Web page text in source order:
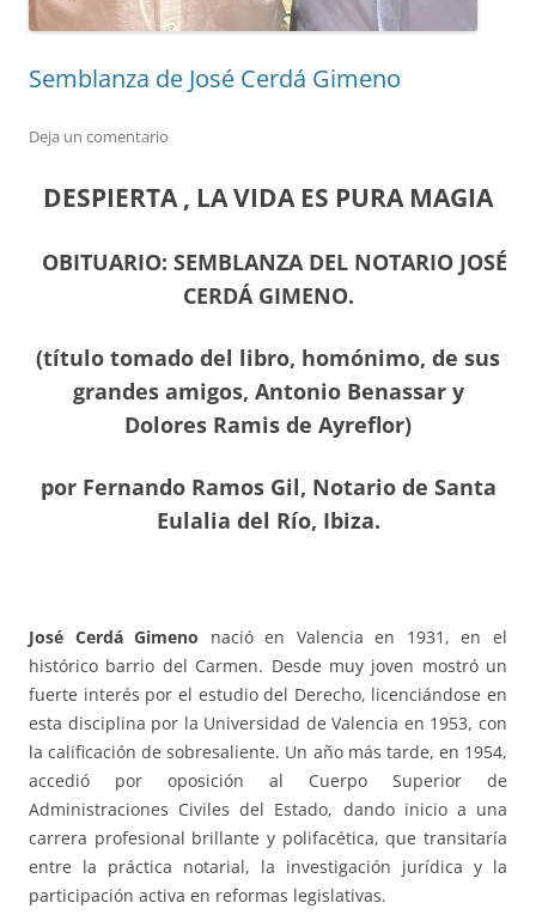
Semblanza de José Cerdá Gimeno
Deja un comentario
DESPIERTA , LA VIDA ES PURA MAGIA
OBITUARIO: SEMBLANZA DEL NOTARIO JOSÉ
CERDÁ GIMENO.
(título tomado del libro, homónimo, de sus
grandes amigos, Antonio Benassar y
Dolores Ramis de Ayreflor)
por Fernando Ramos Gil, Notario de Santa
Eulalia del Río, Ibiza.
José Cerdá Gimeno nació en Valencia en 1931, en el
histórico barrio del Carmen. Desde muy joven mostró un
fuerte interés por el estudio del Derecho, licenciándose en
esta disciplina por la Universidad de Valencia en 1953, con
la calificación de sobresaliente. Un año más tarde, en 1954,
accedió por oposición al Cuerpo Superior de
Administraciones Civiles del Estado, dando inicio a una
carrera profesional brillante y polifacética, que transitaría
entre la práctica notarial, la investigación jurídica y la
participación activa en reformas legislativas.